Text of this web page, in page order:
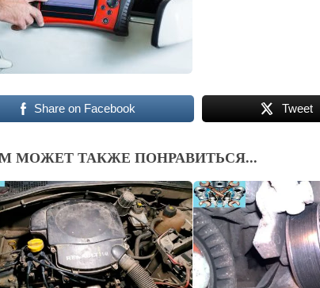
Share on Facebook Tweet
МОЖЕТ ТАКЖЕ ПОНРАВИТЬСЯ...